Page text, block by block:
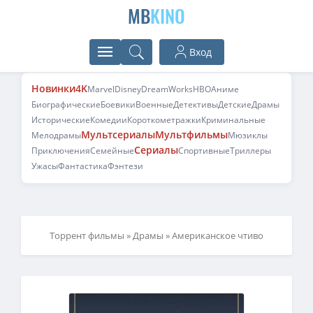
MBKINO
Вход
Новинки4KMarvelDisneyDreamWorksHBOАниме
БиографическиеБоевикиВоенныеДетективыДетскиеДрамы
ИсторическиеКомедииКороткометражкиКриминальные
МелодрамыМультсериалыМультфильмыМюзиклы
ПриключенияСемейныеСериалыСпортивныеТриллеры
УжасыФантастикаФэнтези
Торрент фильмы »Драмы » Американское чтиво